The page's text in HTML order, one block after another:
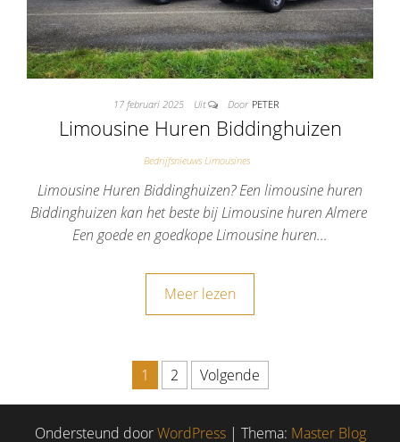
17 februari 2025 Uit Door PETER
Limousine Huren Biddinghuizen
Bedrijfsnieuws Limousines
Limousine Huren Biddinghuizen? Een limousine huren
Biddinghuizen kan het beste bij Limousine huren Almere
Een goede en goedkope Limousine huren…
Meer lezen
Berichten paginering
1 2 Volgende
Ondersteund doorWordPress | Thema: Master Blog